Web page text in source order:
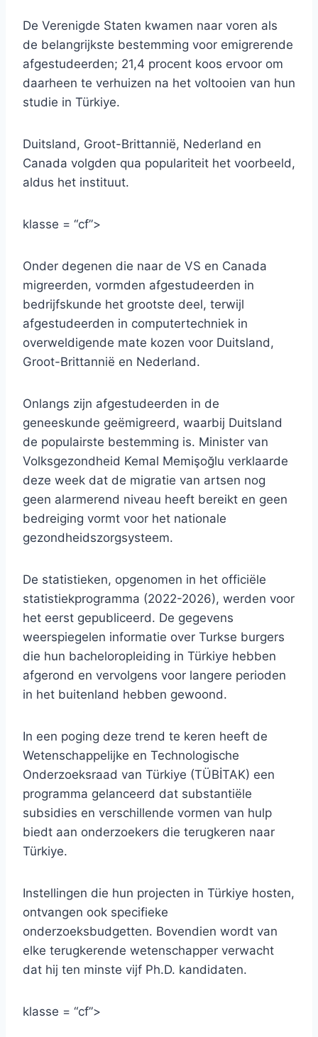
De Verenigde Staten kwamen naar voren als
de belangrijkste bestemming voor emigrerende
afgestudeerden; 21,4 procent koos ervoor om
daarheen te verhuizen na het voltooien van hun
studie in Türkiye.
Duitsland, Groot-Brittannië, Nederland en
Canada volgden qua populariteit het voorbeeld,
aldus het instituut.
klasse = “cf”>
Onder degenen die naar de VS en Canada
migreerden, vormden afgestudeerden in
bedrijfskunde het grootste deel, terwijl
afgestudeerden in computertechniek in
overweldigende mate kozen voor Duitsland,
Groot-Brittannië en Nederland.
Onlangs zijn afgestudeerden in de
geneeskunde geëmigreerd, waarbij Duitsland
de populairste bestemming is. Minister van
Volksgezondheid Kemal Memişoğlu verklaarde
deze week dat de migratie van artsen nog
geen alarmerend niveau heeft bereikt en geen
bedreiging vormt voor het nationale
gezondheidszorgsysteem.
De statistieken, opgenomen in het officiële
statistiekprogramma (2022-2026), werden voor
het eerst gepubliceerd. De gegevens
weerspiegelen informatie over Turkse burgers
die hun bacheloropleiding in Türkiye hebben
afgerond en vervolgens voor langere perioden
in het buitenland hebben gewoond.
In een poging deze trend te keren heeft de
Wetenschappelijke en Technologische
Onderzoeksraad van Türkiye (TÜBİTAK) een
programma gelanceerd dat substantiële
subsidies en verschillende vormen van hulp
biedt aan onderzoekers die terugkeren naar
Türkiye.
Instellingen die hun projecten in Türkiye hosten,
ontvangen ook specifieke
onderzoeksbudgetten. Bovendien wordt van
elke terugkerende wetenschapper verwacht
dat hij ten minste vijf Ph.D. kandidaten.
klasse = “cf”>